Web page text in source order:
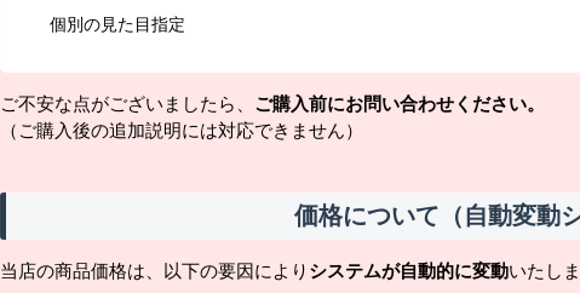
個別の見た目指定
ご不安な点がございましたら、 ご購入前にお問い合わせください。
（ご購入後の追加説明には対応できません）
価格について（自動変動
当店の商品価格は、以下の要因により システムが自動的に変動いたしま